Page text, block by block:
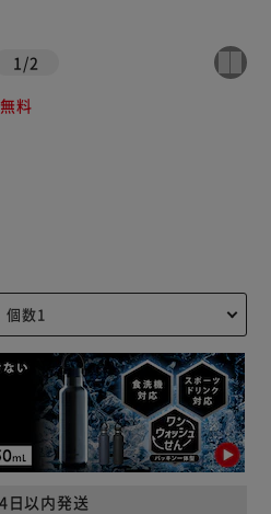
1 /2
料
日以内発送